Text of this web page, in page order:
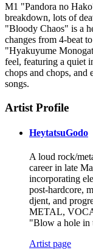
M1 "Pandora no
breakdown, lots of
"Bloody Chaos" is a
changes from 4-beat
"Hyakuyume
feel, featuring a quiet
chops and chops, and
songs.
Artist Profile
HeytatsuGodo
A loud rock/
career in late
incorporating
post-hardcore,
djent, and
METAL,
"Blow a hole in
Artist page